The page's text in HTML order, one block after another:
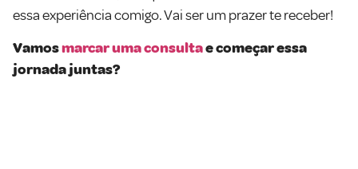
essa experiência comigo. Vai ser um prazer te receber!
Vamosmarcar uma consultae começar essa
jornada juntas?